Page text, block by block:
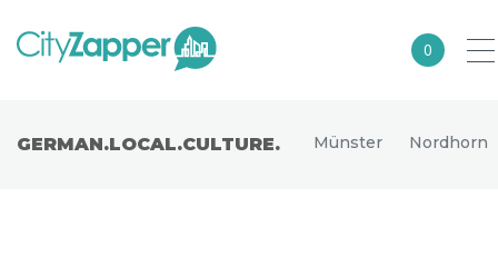
0
GERMAN.LOCAL.­­­CULTURE. Münster Nordhorn